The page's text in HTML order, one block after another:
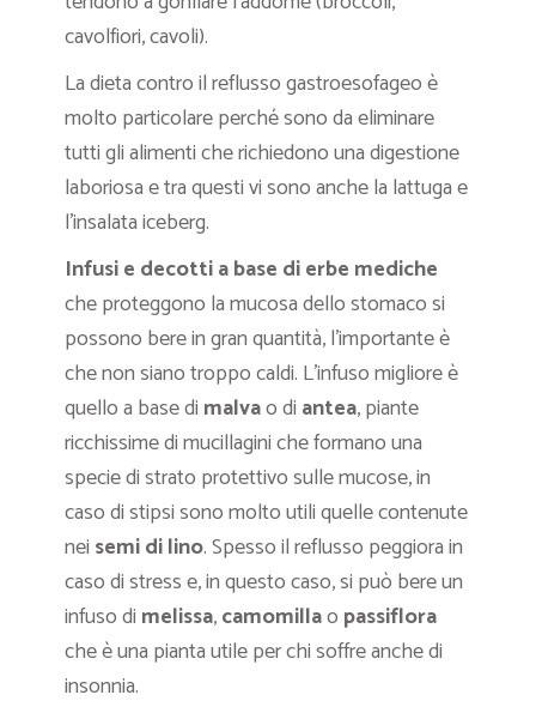
cavolfiori, cavoli).
La dieta contro il reflusso gastroesofageo è
molto particolare perché sono da eliminare
tutti gli alimenti che richiedono una digestione
laboriosa e tra questi vi sono anche la lattuga e
l’insalata iceberg.
Infusi e decotti a base di erbe mediche
che proteggono la mucosa dello stomaco si
possono bere in gran quantità, l’importante è
che non siano troppo caldi. L’infuso migliore è
quello a base di malvao di antea, piante
ricchissime di mucillagini che formano una
specie di strato protettivo sulle mucose, in
caso di stipsi sono molto utili quelle contenute
nei semi di lino. Spesso il reflusso peggiora in
caso di stress e, in questo caso, si può bere un
infuso di melissa,camomillao passiflora
che è una pianta utile per chi soffre anche di
insonnia.